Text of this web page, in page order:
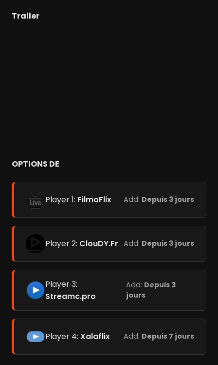
Trailer
OPTIONS DE
Player 1: FilmoFlix Add: Depuis 3 jours
Player 2: ClouDY.Fr Add: Depuis 3 jours
Player 3:
Streamc.pro
Add: Depuis 3
jours
Player 4: Xalaflix Add: Depuis 7 jours